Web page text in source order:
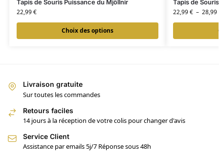
Tapis de Souris Puissance du Mjöllnir
22,99€
Choix des options
Tapis de
22,99€ – 28,99
Livraison gratuite
Sur toutes les commandes
Retours faciles
14 jours à la réception de votre colis pour changer d'avis
Service Client
Assistance par emails 5j/7 Réponse sous 48h